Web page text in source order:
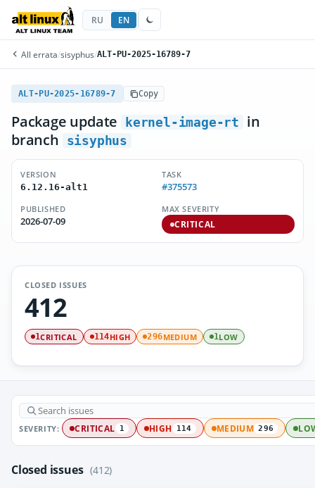
RU EN
All errata/sisyphus/ALT-PU-2025-16789-7
ALT-PU-2025-16789-7 Copy
Package update kernel-image-rt
in
branch
sisyphus
VERSION
6.12.16-alt1
TASK
#375573
PUBLISHED
2026-07-09
MAX SEVERITY
CRITICAL
CLOSED ISSUES
412
1CRITICAL 114HIGH 296MEDIUM 1LOW
SEVERITY: CRITICAL 1 HIGH 114 MEDIUM 296
Closed issues (412)